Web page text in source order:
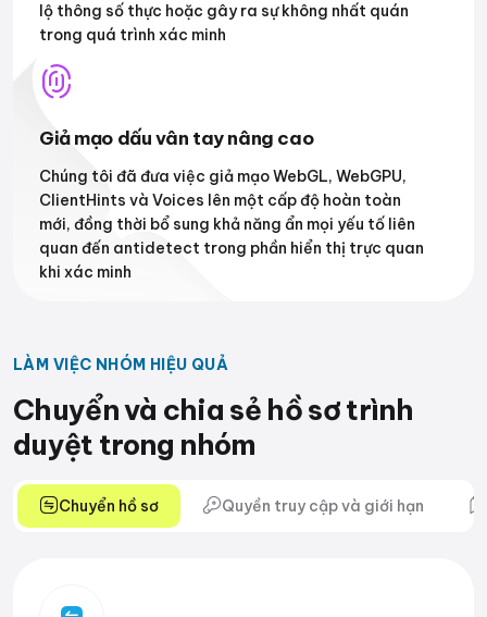
lộ thông số thực hoặc gây ra sự không nhất quán
trong quá trình xác minh
Giả mạo dấu vân tay nâng cao
Chúng tôi đã đưa việc giả mạo WebGL, WebGPU,
ClientHints và Voices lên một cấp độ hoàn toàn
mới, đồng thời bổ sung khả năng ẩn mọi yếu tố liên
quan đến antidetect trong phần hiển thị trực quan
khi xác minh
LÀM VIỆC NHÓM HIỆU QUẢ
Chuyển và chia sẻ hồ sơ trình
duyệt trong nhóm
Chuyển hồ sơ Quyền truy cập và giới hạn